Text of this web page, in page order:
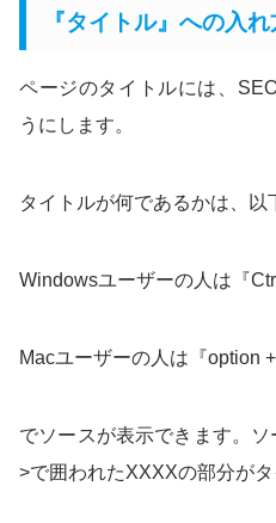
『タイトル』への入れ
ページのタイトルには、
うにします。
タイトルが何であるかは、以
Windowsユーザーの人は『Ctrl
Macユーザーの人は『option +
でソースが表示できます。
>で囲われたXXXXの部分がタ